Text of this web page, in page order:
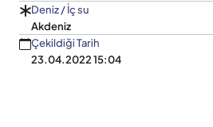
Deniz / İç su
Akdeniz
Çekildiği Tarih
23.04.2022 15:04